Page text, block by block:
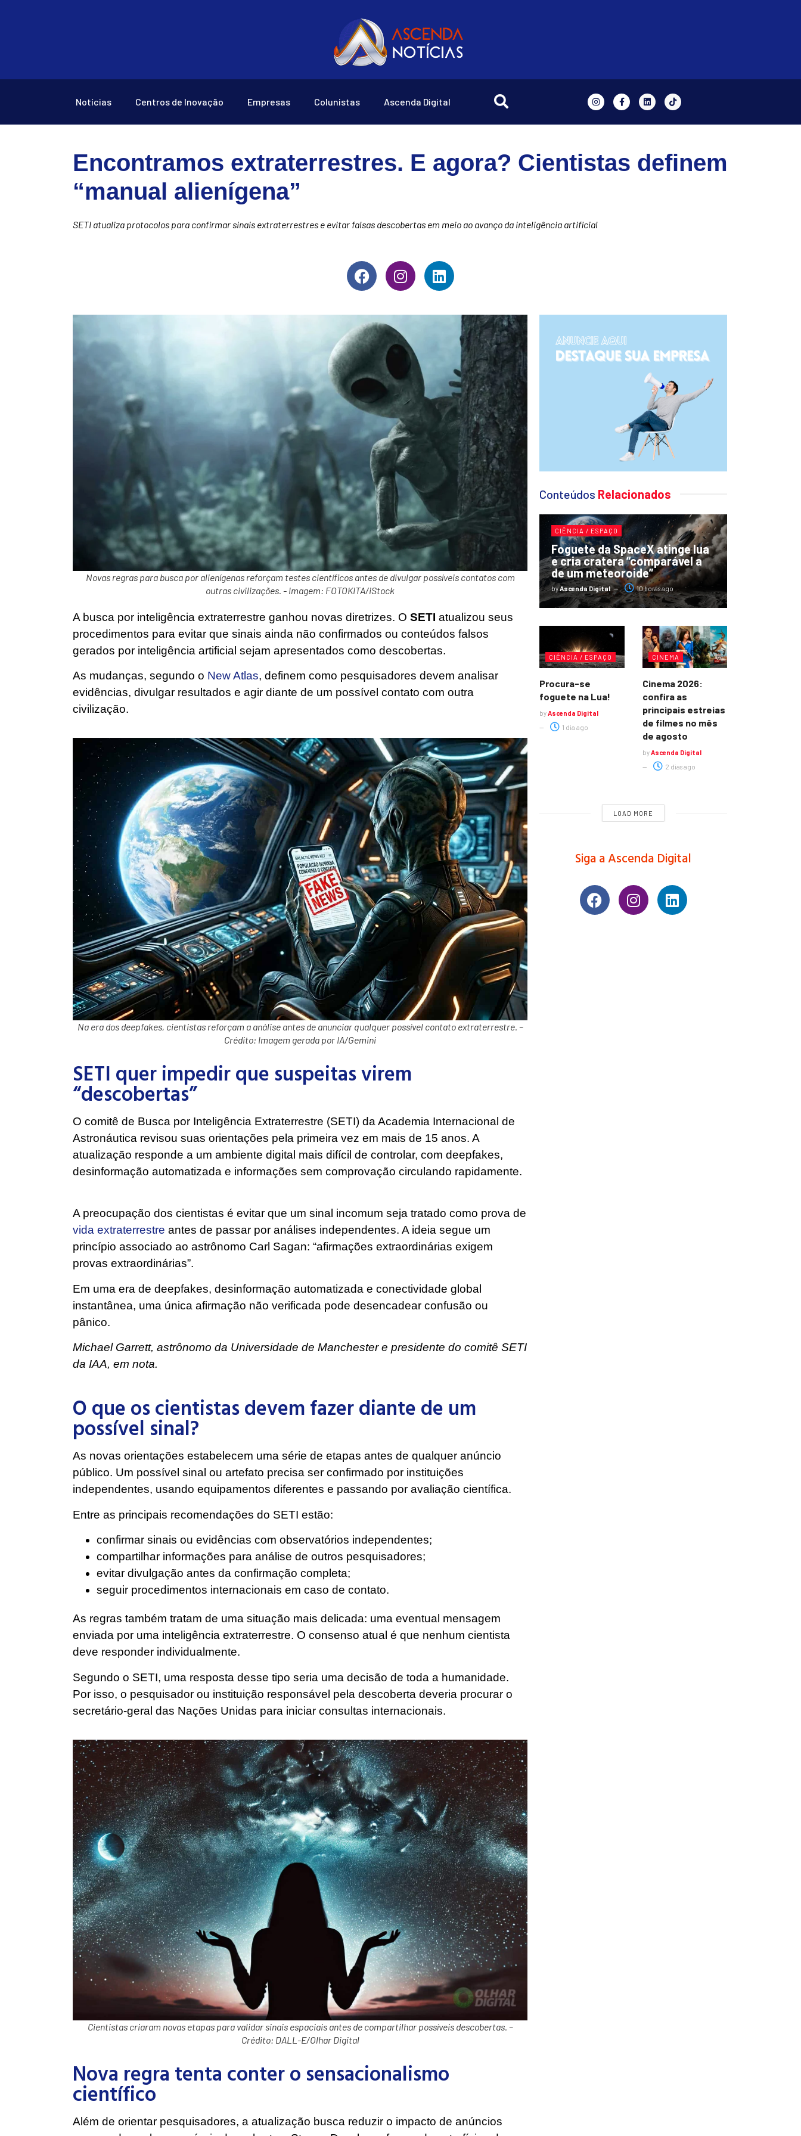
Notícias Centros de Inovação Empresas Colunistas Ascenda Digital
Encontramos extraterrestres. E agora? Cientistas definem
“manual alienígena”
SETI atualiza protocolos para confirmar sinais extraterrestres e evitar falsas descobertas em meio ao avanço da inteligência artificial
Novas regras para busca por alienígenas reforçam testes científicos antes de divulgar possíveis contatos com
outras civilizações. - Imagem: FOTOKITA/iStock
A busca por inteligência extraterrestre ganhou novas diretrizes. O SETI atualizou seus
procedimentos para evitar que sinais ainda não confirmados ou conteúdos falsos
gerados por inteligência artificial sejam apresentados como descobertas.
As mudanças, segundo o New Atlas, definem como pesquisadores devem analisar
evidências, divulgar resultados e agir diante de um possível contato com outra
civilização.
Na era dos deepfakes, cientistas reforçam a análise antes de anunciar qualquer possível contato extraterrestre. –
Crédito: Imagem gerada por IA/Gemini
SETI quer impedir que suspeitas virem
“descobertas”
O comitê de Busca por Inteligência Extraterrestre (SETI) da Academia Internacional de
Astronáutica revisou suas orientações pela primeira vez em mais de 15 anos. A
atualização responde a um ambiente digital mais difícil de controlar, com deepfakes,
desinformação automatizada e informações sem comprovação circulando rapidamente.
A preocupação dos cientistas é evitar que um sinal incomum seja tratado como prova de
vida extraterrestre antes de passar por análises independentes. A ideia segue um
princípio associado ao astrônomo Carl Sagan: “afirmações extraordinárias exigem
provas extraordinárias”.
Em uma era de deepfakes, desinformação automatizada e conectividade global
instantânea, uma única afirmação não verificada pode desencadear confusão ou
pânico.
Michael Garrett, astrônomo da Universidade de Manchester e presidente do comitê SETI
da IAA, em nota.
O que os cientistas devem fazer diante de um
possível sinal?
As novas orientações estabelecem uma série de etapas antes de qualquer anúncio
público. Um possível sinal ou artefato precisa ser confirmado por instituições
independentes, usando equipamentos diferentes e passando por avaliação científica.
Entre as principais recomendações do SETI estão:
confirmar sinais ou evidências com observatórios independentes;
compartilhar informações para análise de outros pesquisadores;
evitar divulgação antes da confirmação completa;
seguir procedimentos internacionais em caso de contato.
As regras também tratam de uma situação mais delicada: uma eventual mensagem
enviada por uma inteligência extraterrestre. O consenso atual é que nenhum cientista
deve responder individualmente.
Segundo o SETI, uma resposta desse tipo seria uma decisão de toda a humanidade.
Por isso, o pesquisador ou instituição responsável pela descoberta deveria procurar o
secretário-geral das Nações Unidas para iniciar consultas internacionais.
Cientistas criaram novas etapas para validar sinais espaciais antes de compartilhar possíveis descobertas. –
Crédito: DALL-E/Olhar Digital
Nova regra tenta conter o sensacionalismo
científico
Além de orientar pesquisadores, a atualização busca reduzir o impacto de anúncios
Conteúdos Relacionados
CIÊNCIA / ESPAÇO
Foguete da SpaceX atinge lua
e cria cratera “comparável a
de um meteoroide”
byAscenda Digital 10 horas ago
CIÊNCIA / ESPAÇO
Procura-se
foguete na Lua!
byAscenda Digital
1 dia ago
CINEMA
Cinema 2026:
confira as
principais estreias
de filmes no mês
de agosto
byAscenda Digital
2 dias ago
LOAD MORE
Siga a Ascenda Digital